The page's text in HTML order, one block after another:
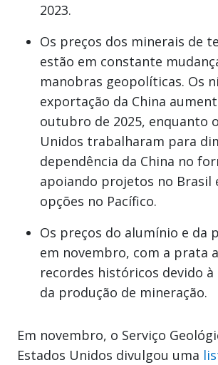
2023.
Os preços dos minerais de
estão em constante
manobras geopolíticas. Os
exportação da China
outubro de 2025, enquanto
Unidos trabalharam para
dependência da China no
apoiando projetos no Brasil
opções no Pacífico.
Os preços do alumínio e da
em novembro, com a prata
recordes históricos devido à
da produção de mineração.
Em novembro, o Serviço
Estados Unidos divulgou uma